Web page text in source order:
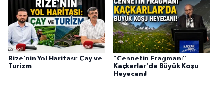
Rize’nin Yol Haritası: Çay ve
Turizm
"Cennetin Fragmanı"
Kaçkarlar'da Büyük Koşu
Heyecanı!